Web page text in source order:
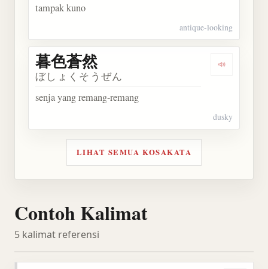
tampak kuno
antique-looking
Dengarkan
暮色蒼然
ぼしょくそうぜん
senja yang remang-remang
dusky
LIHAT SEMUA KOSAKATA
Contoh Kalimat
5 kalimat referensi